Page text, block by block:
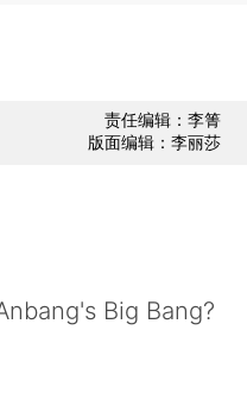
责任编辑：李箐
版面编辑：李丽莎
Big Bang?